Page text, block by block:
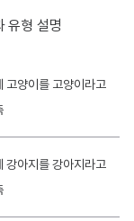
유형 설명
고양이를 고양이라고
강아지를 강아지라고